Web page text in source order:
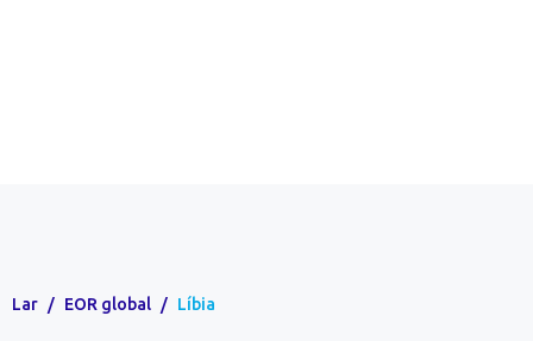
Lar / EOR global / Líbia